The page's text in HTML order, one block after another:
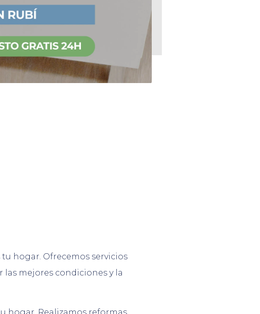
hogar. Ofrecemos servicios
mejores condiciones y la